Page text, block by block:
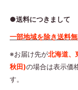
●送料につきまして
一部地域を除き送料
※お届け先が北海道、
秋田)の場合は表示価
す。